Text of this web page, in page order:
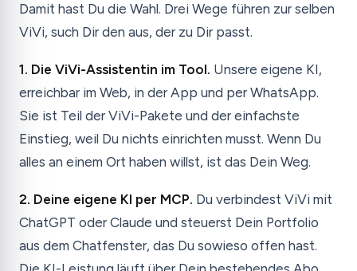
Damit hast Du die Wahl. Drei Wege führen zur selben
ViVi, such Dir den aus, der zu Dir passt.
1. Die ViVi-Assistentin im Tool. Unsere eigene KI,
erreichbar im Web, in der App und per WhatsApp.
Sie ist Teil der ViVi-Pakete und der einfachste
Einstieg, weil Du nichts einrichten musst. Wenn Du
alles an einem Ort haben willst, ist das Dein Weg.
2. Deine eigene KI per MCP. Du verbindest ViVi mit
ChatGPT oder Claude und steuerst Dein Portfolio
aus dem Chatfenster, das Du sowieso offen hast.